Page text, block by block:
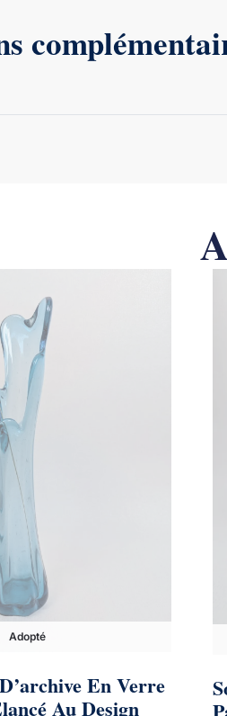
Adopté
En Verre
Au Design